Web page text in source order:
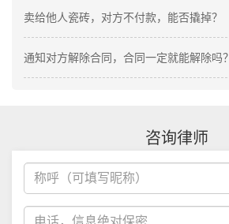
卖给他人瓷砖，对方不付款，能否撬掉？
通知对方解除合同，合同一定就能解除吗？
咨询律师